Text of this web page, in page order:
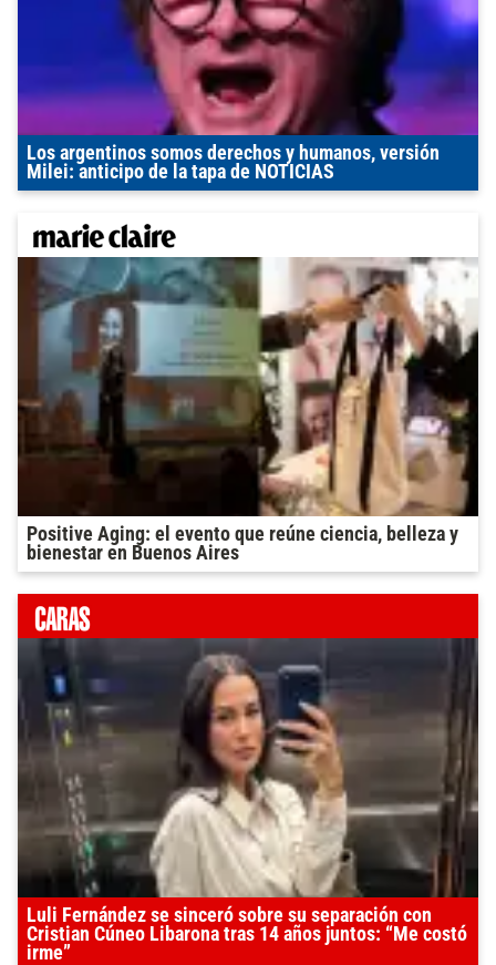
Los argentinos somos derechos y humanos, versión
Milei: anticipo de la tapa de NOTICIAS
Positive Aging: el evento que reúne ciencia, belleza y
bienestar en Buenos Aires
Luli Fernández se sinceró sobre su separación con
Cristian Cúneo Libarona tras 14 años juntos: “Me costó
irme”